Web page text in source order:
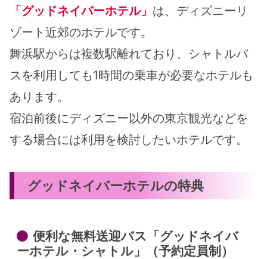
「グッドネイバーホテル」 は、ディズニーリ
ゾート近郊のホテルです。
舞浜駅からは複数駅離れており、シャトルバ
スを利用しても1時間の乗車が必要なホテルも
あります。
宿泊前後にディズニー以外の東京観光などを
する場合には利用を検討したいホテルです。
グッドネイバーホテルの特典
便利な無料送迎バス「グッドネイバ
ーホテル・シャトル」（予約定員制）